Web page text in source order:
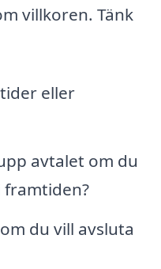
villkoren. Tänk
eller
avtalet om du
du vill avsluta